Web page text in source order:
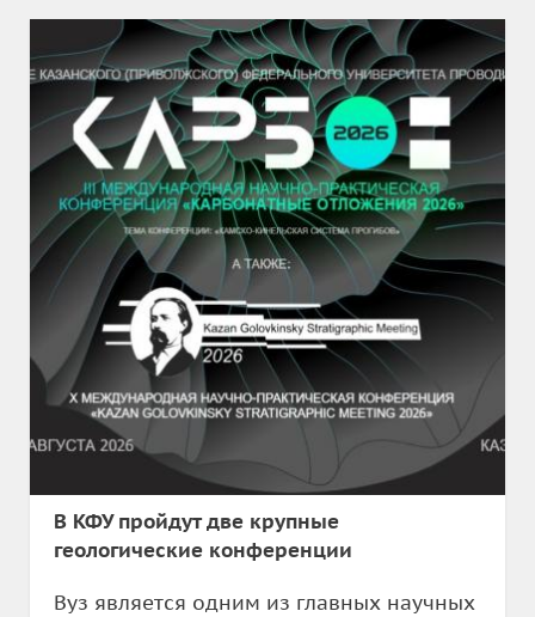
В КФУ пройдут две крупные
геологические конференции
Вуз является одним из главных научных